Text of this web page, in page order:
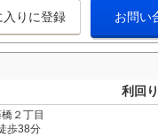
入りに登録 お問い
利回り
２丁目
歩38分